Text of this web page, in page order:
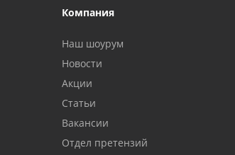
Компания
Наш шоурум
Новости
Акции
Статьи
Вакансии
Отдел претензий